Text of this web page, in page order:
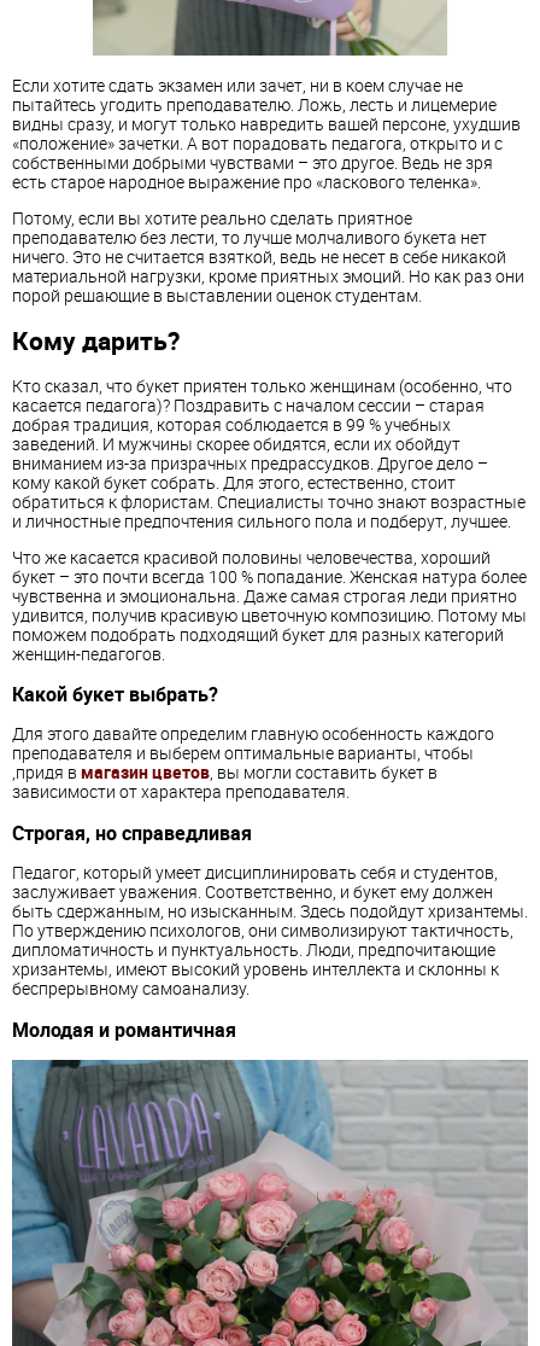
Если хотите сдать экзамен или зачет, ни в коем случае не
пытайтесь угодить преподавателю. Ложь, лесть и лицемерие
видны сразу, и могут только навредить вашей персоне, ухудшив
«положение» зачетки. А вот порадовать педагога, открыто и с
собственными добрыми чувствами – это другое. Ведь не зря
есть старое народное выражение про «ласкового теленка».
Потому, если вы хотите реально сделать приятное
преподавателю без лести, то лучше молчаливого букета нет
ничего. Это не считается взяткой, ведь не несет в себе никакой
материальной нагрузки, кроме приятных эмоций. Но как раз они
порой решающие в выставлении оценок студентам.
Кому дарить?
Кто сказал, что букет приятен только женщинам (особенно, что
касается педагога)? Поздравить с началом сессии – старая
добрая традиция, которая соблюдается в 99 % учебных
заведений. И мужчины скорее обидятся, если их обойдут
вниманием из-за призрачных предрассудков. Другое дело –
кому какой букет собрать. Для этого, естественно, стоит
обратиться к флористам. Специалисты точно знают возрастные
и личностные предпочтения сильного пола и подберут, лучшее.
Что же касается красивой половины человечества, хороший
букет – это почти всегда 100 % попадание. Женская натура более
чувственна и эмоциональна. Даже самая строгая леди приятно
удивится, получив красивую цветочную композицию. Потому мы
поможем подобрать подходящий букет для разных категорий
женщин-педагогов.
Какой букет выбрать?
Для этого давайте определим главную особенность каждого
преподавателя и выберем оптимальные варианты, чтобы
,придя в магазин цветов, вы могли составить букет в
зависимости от характера преподавателя.
Строгая, но справедливая
Педагог, который умеет дисциплинировать себя и студентов,
заслуживает уважения. Соответственно, и букет ему должен
быть сдержанным, но изысканным. Здесь подойдут хризантемы.
По утверждению психологов, они символизируют тактичность,
дипломатичность и пунктуальность. Люди, предпочитающие
хризантемы, имеют высокий уровень интеллекта и склонны к
беспрерывному самоанализу.
Молодая и романтичная